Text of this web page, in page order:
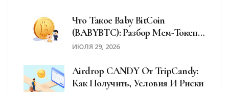
Что Такое Baby BitCoin
(BABYBTC): Разбор Мем-Токена,
Риски И Перспективы
ИЮЛЯ 29, 2026
Airdrop CANDY От TripCandy:
Как Получить, Условия И Риски